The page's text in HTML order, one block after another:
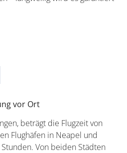
vor Ort
beträgt die Flugzeit von
Flughäfen in Neapel und
Von beiden Städten